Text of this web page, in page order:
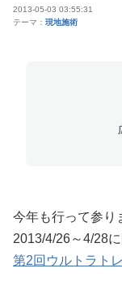
2013-05-03 03:55:31
テーマ： 現地施術
今年も行って参り
2013/4/26～4/28
第2回ウルトラト